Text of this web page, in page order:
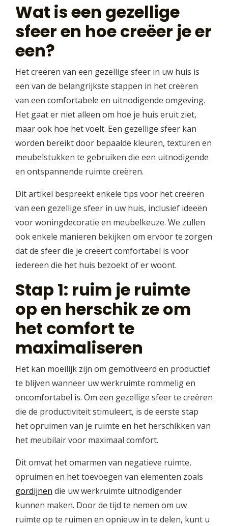
Wat is een gezellige
sfeer en hoe creëer je er
een?
Het creëren van een gezellige sfeer in uw huis is
een van de belangrijkste stappen in het creëren
van een comfortabele en uitnodigende omgeving.
Het gaat er niet alleen om hoe je huis eruit ziet,
maar ook hoe het voelt. Een gezellige sfeer kan
worden bereikt door bepaalde kleuren, texturen en
meubelstukken te gebruiken die een uitnodigende
en ontspannende ruimte creëren.
Dit artikel bespreekt enkele tips voor het creëren
van een gezellige sfeer in uw huis, inclusief ideeën
voor woningdecoratie en meubelkeuze. We zullen
ook enkele manieren bekijken om ervoor te zorgen
dat de sfeer die je creëert comfortabel is voor
iedereen die het huis bezoekt of er woont.
Stap 1: ruim je ruimte
op en herschik ze om
het comfort te
maximaliseren
Het kan moeilijk zijn om gemotiveerd en productief
te blijven wanneer uw werkruimte rommelig en
oncomfortabel is. Om een gezellige sfeer te creëren
die de productiviteit stimuleert, is de eerste stap
het opruimen van je ruimte en het herschikken van
het meubilair voor maximaal comfort.
Dit omvat het omarmen van negatieve ruimte,
opruimen en het toevoegen van elementen zoals
gordijnen die uw werkruimte uitnodigender
kunnen maken. Door de tijd te nemen om uw
ruimte op te ruimen en opnieuw in te delen, kunt u